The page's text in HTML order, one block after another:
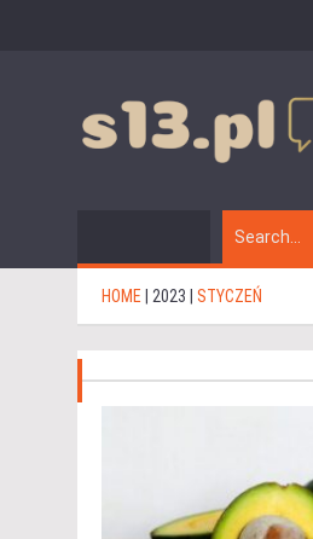
HOME 2023 STYCZEŃ